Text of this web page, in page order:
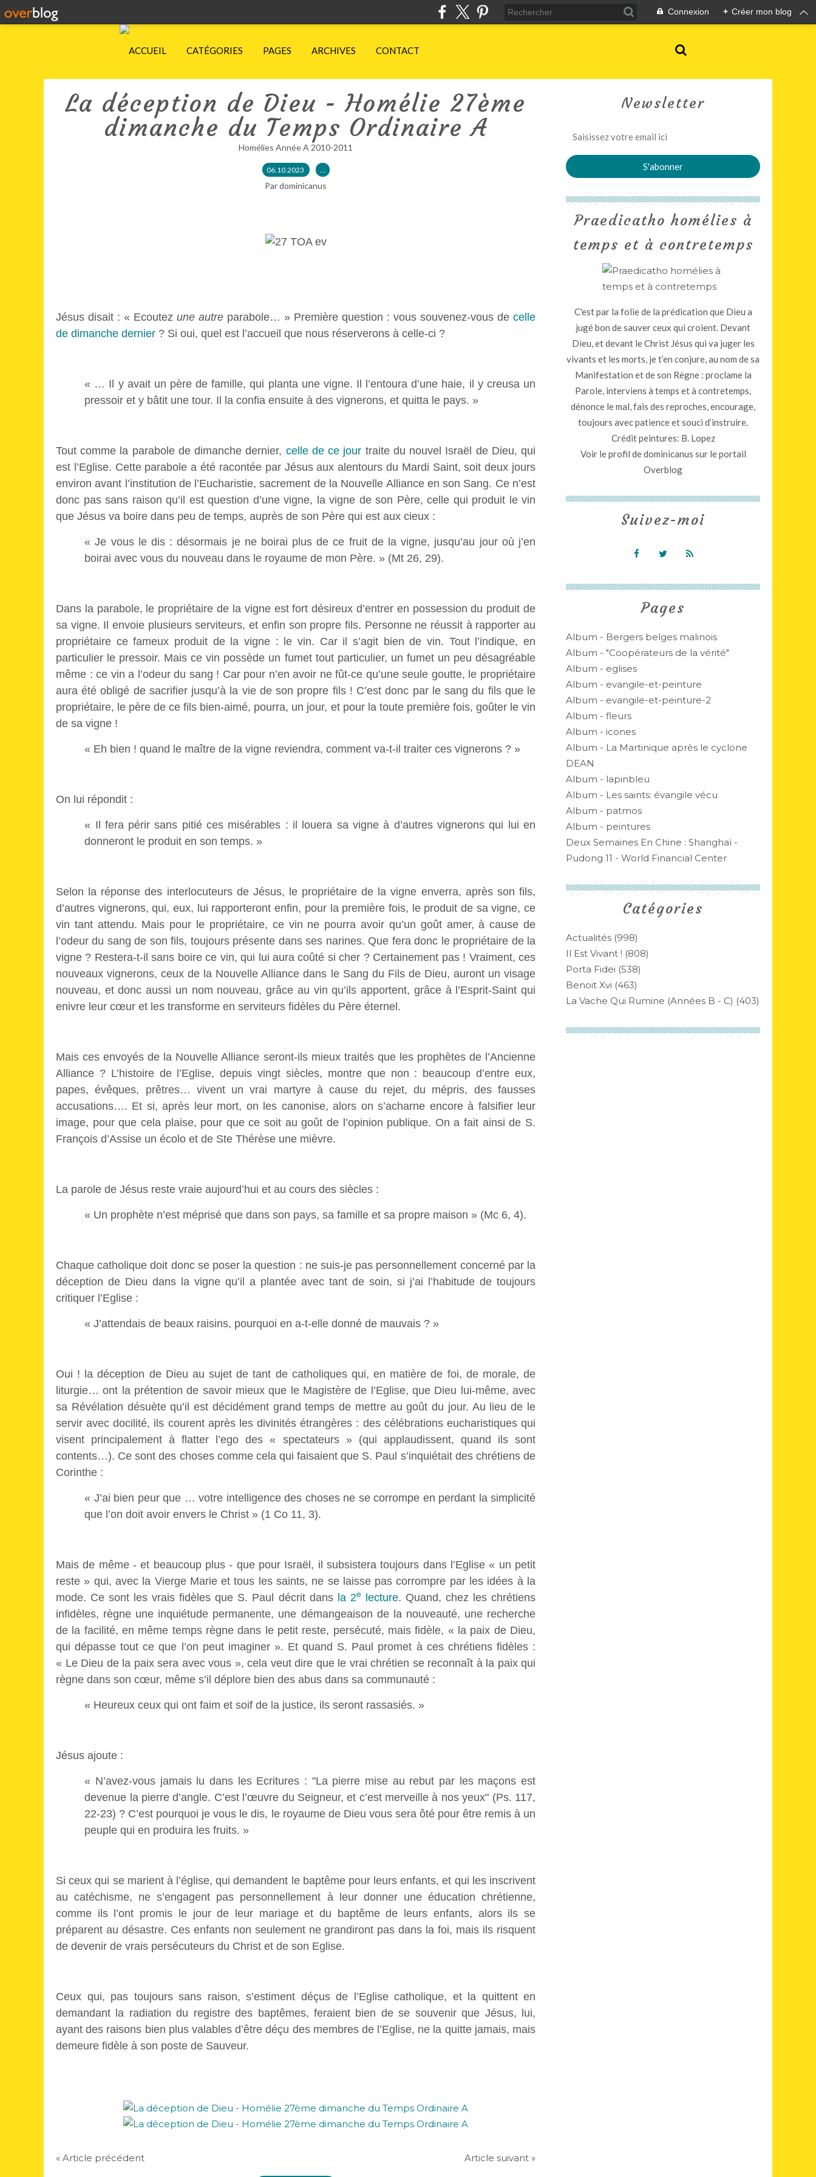
Connexion + Créer mon blog
ACCUEIL CATÉGORIES PAGES ARCHIVES CONTACT
La déception de Dieu - Homélie 27ème
dimanche du Temps Ordinaire A
Homélies Année A 2010-2011
06.10.2023 …
Par dominicanus
Jésus disait : « Ecoutez une autre parabole… » Première question : vous souvenez-vous de celle
de dimanche dernier ? Si oui, quel est l’accueil que nous réserverons à celle-ci ?
« … Il y avait un père de famille, qui planta une vigne. Il l’entoura d’une haie, il y creusa un
pressoir et y bâtit une tour. Il la confia ensuite à des vignerons, et quitta le pays. »
Tout comme la parabole de dimanche dernier, celle de ce jour traite du nouvel Israël de Dieu, qui
est l’Eglise. Cette parabole a été racontée par Jésus aux alentours du Mardi Saint, soit deux jours
environ avant l’institution de l’Eucharistie, sacrement de la Nouvelle Alliance en son Sang. Ce n’est
donc pas sans raison qu’il est question d’une vigne, la vigne de son Père, celle qui produit le vin
que Jésus va boire dans peu de temps, auprès de son Père qui est aux cieux :
« Je vous le dis : désormais je ne boirai plus de ce fruit de la vigne, jusqu’au jour où j’en
boirai avec vous du nouveau dans le royaume de mon Père. » (Mt 26, 29).
Dans la parabole, le propriétaire de la vigne est fort désireux d’entrer en possession du produit de
sa vigne. Il envoie plusieurs serviteurs, et enfin son propre fils. Personne ne réussit à rapporter au
propriétaire ce fameux produit de la vigne : le vin. Car il s’agit bien de vin. Tout l’indique, en
particulier le pressoir. Mais ce vin possède un fumet tout particulier, un fumet un peu désagréable
même : ce vin a l’odeur du sang ! Car pour n’en avoir ne fût-ce qu’une seule goutte, le propriétaire
aura été obligé de sacrifier jusqu’à la vie de son propre fils ! C’est donc par le sang du fils que le
propriétaire, le père de ce fils bien-aimé, pourra, un jour, et pour la toute première fois, goûter le vin
de sa vigne !
« Eh bien ! quand le maître de la vigne reviendra, comment va-t-il traiter ces vignerons ? »
On lui répondit :
« Il fera périr sans pitié ces misérables : il louera sa vigne à d’autres vignerons qui lui en
donneront le produit en son temps. »
Selon la réponse des interlocuteurs de Jésus, le propriétaire de la vigne enverra, après son fils,
d’autres vignerons, qui, eux, lui rapporteront enfin, pour la première fois, le produit de sa vigne, ce
vin tant attendu. Mais pour le propriétaire, ce vin ne pourra avoir qu’un goût amer, à cause de
l’odeur du sang de son fils, toujours présente dans ses narines. Que fera donc le propriétaire de la
vigne ? Restera-t-il sans boire ce vin, qui lui aura coûté si cher ? Certainement pas ! Vraiment, ces
nouveaux vignerons, ceux de la Nouvelle Alliance dans le Sang du Fils de Dieu, auront un visage
nouveau, et donc aussi un nom nouveau, grâce au vin qu’ils apportent, grâce à l’Esprit-Saint qui
enivre leur cœur et les transforme en serviteurs fidèles du Père éternel.
Mais ces envoyés de la Nouvelle Alliance seront-ils mieux traités que les prophètes de l’Ancienne
Alliance ? L’histoire de l’Eglise, depuis vingt siècles, montre que non : beaucoup d’entre eux,
papes, évêques, prêtres… vivent un vrai martyre à cause du rejet, du mépris, des fausses
accusations…. Et si, après leur mort, on les canonise, alors on s’acharne encore à falsifier leur
image, pour que cela plaise, pour que ce soit au goût de l’opinion publique. On a fait ainsi de S.
François d’Assise un écolo et de Ste Thérèse une mièvre.
La parole de Jésus reste vraie aujourd’hui et au cours des siècles :
« Un prophète n’est méprisé que dans son pays, sa famille et sa propre maison » (Mc 6, 4).
Chaque catholique doit donc se poser la question : ne suis-je pas personnellement concerné par la
déception de Dieu dans la vigne qu’il a plantée avec tant de soin, si j’ai l’habitude de toujours
critiquer l’Eglise :
« J’attendais de beaux raisins, pourquoi en a-t-elle donné de mauvais ? »
Oui ! la déception de Dieu au sujet de tant de catholiques qui, en matière de foi, de morale, de
liturgie… ont la prétention de savoir mieux que le Magistère de l’Eglise, que Dieu lui-même, avec
sa Révélation désuète qu’il est décidément grand temps de mettre au goût du jour. Au lieu de le
servir avec docilité, ils courent après les divinités étrangères : des célébrations eucharistiques qui
visent principalement à flatter l’ego des « spectateurs » (qui applaudissent, quand ils sont
contents…). Ce sont des choses comme cela qui faisaient que S. Paul s’inquiétait des chrétiens de
Corinthe :
« J’ai bien peur que … votre intelligence des choses ne se corrompe en perdant la simplicité
que l’on doit avoir envers le Christ » (1 Co 11, 3).
Mais de même - et beaucoup plus - que pour Israël, il subsistera toujours dans l’Eglise « un petit
reste » qui, avec la Vierge Marie et tous les saints, ne se laisse pas corrompre par les idées à la
mode. Ce sont les vrais fidèles que S. Paul décrit dans la 2electure. Quand, chez les chrétiens
infidèles, règne une inquiétude permanente, une démangeaison de la nouveauté, une recherche
de la facilité, en même temps règne dans le petit reste, persécuté, mais fidèle, « la paix de Dieu,
qui dépasse tout ce que l’on peut imaginer ». Et quand S. Paul promet à ces chrétiens fidèles :
« Le Dieu de la paix sera avec vous », cela veut dire que le vrai chrétien se reconnaît à la paix qui
règne dans son cœur, même s’il déplore bien des abus dans sa communauté :
« Heureux ceux qui ont faim et soif de la justice, ils seront rassasiés. »
Jésus ajoute :
« N’avez-vous jamais lu dans les Ecritures : "La pierre mise au rebut par les maçons est
devenue la pierre d’angle. C’est l’œuvre du Seigneur, et c’est merveille à nos yeux" (Ps. 117,
22-23) ? C’est pourquoi je vous le dis, le royaume de Dieu vous sera ôté pour être remis à un
peuple qui en produira les fruits. »
Si ceux qui se marient à l’église, qui demandent le baptême pour leurs enfants, et qui les inscrivent
au catéchisme, ne s’engagent pas personnellement à leur donner une éducation chrétienne,
comme ils l’ont promis le jour de leur mariage et du baptême de leurs enfants, alors ils se
préparent au désastre. Ces enfants non seulement ne grandiront pas dans la foi, mais ils risquent
de devenir de vrais persécuteurs du Christ et de son Eglise.
Ceux qui, pas toujours sans raison, s’estiment déçus de l’Eglise catholique, et la quittent en
demandant la radiation du registre des baptêmes, feraient bien de se souvenir que Jésus, lui,
ayant des raisons bien plus valables d’être déçu des membres de l’Eglise, ne la quitte jamais, mais
demeure fidèle à son poste de Sauveur.
« Article précédent Article suivant »
Newsletter
Catégories
Actualités (998)
Il Est Vivant ! (808)
Porta Fidei (538)
Benoit Xvi (463)
La Vache Qui Rumine (années B - C) (403)
Pages
Album - Bergers belges malinois
Album - "Coopérateurs de la vérité"
Album - eglises
Album - evangile-et-peinture
Album - evangile-et-peinture-2
Album - fleurs
Album - icones
Album - La Martinique après le cyclone
DEAN
Album - lapinbleu
Album - Les saints: évangile vécu
Album - patmos
Album - peintures
Deux Semaines En Chine : Shanghaï -
Pudong 11 - World Financial Center
Praedicatho homélies à
temps et à contretemps
C'est par la folie de la prédication que Dieu a
jugé bon de sauver ceux qui croient. Devant
Dieu, et devant le Christ Jésus qui va juger les
vivants et les morts, je t’en conjure, au nom de sa
Manifestation et de son Règne : proclame la
Parole, interviens à temps et à contretemps,
dénonce le mal, fais des reproches, encourage,
toujours avec patience et souci d’instruire.
Crédit peintures: B. Lopez
Voir le profil dedominicanus sur le portail
Overblog
Suivez-moi